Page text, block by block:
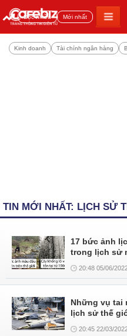
Đọc nhiều Mới nhất
Kinh doanh Tài chính ngân hàng
TIN MỚI NHẤT: LỊCH SỬ
17 bức ảnh
trong lịch sử
20:48 05/06/
Những vụ tai
lịch sử thế
20:45 22/03/